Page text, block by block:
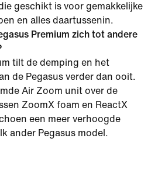
geschikt is voor gemakkelijke
en alles daartussenin.
Premium zich tot andere
tilt de demping en het
de Pegasus verder dan ooit.
Air Zoom unit over de
ZoomX foam en ReactX
een meer verhoogde
ander Pegasus model.